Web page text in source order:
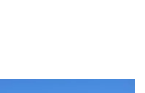
sem eru mjög vel að